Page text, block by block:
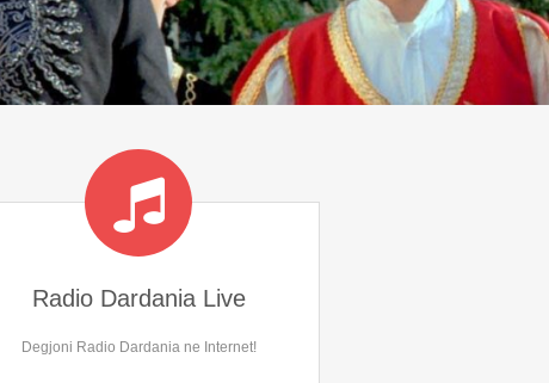
Radio Dardania Live
Degjoni Radio Dardania ne Internet!